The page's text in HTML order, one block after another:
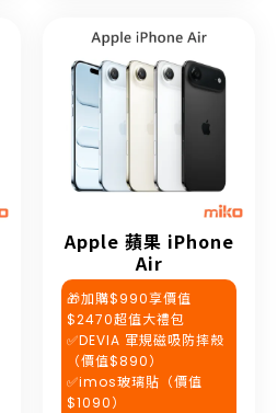
Apple 蘋果 iPhone
Air
🎁加購$990享價值
$2470超值大禮包
✅DEVIA 軍規磁吸防摔殼
（價值$890）
✅imos玻璃貼（價值
$1090）